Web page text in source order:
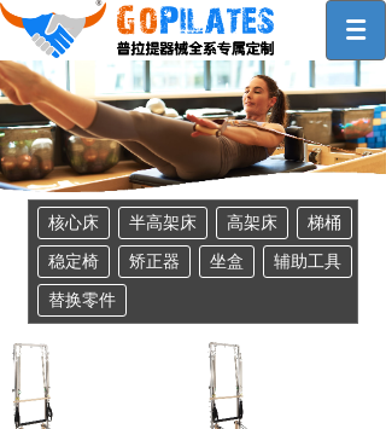
核心床 半高架床 高架床
梯桶
稳定椅
矫正器 坐盒
辅助工具
替换零件